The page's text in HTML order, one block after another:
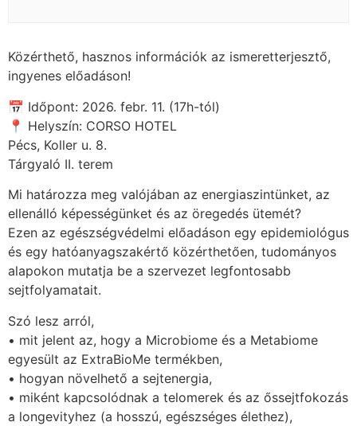
Közérthető, hasznos információk az ismeretterjesztő,
ingyenes előadáson!
📅 Időpont: 2026. febr. 11. (17h-tól)
📍 Helyszín: CORSO HOTEL
Pécs, Koller u. 8.
Tárgyaló II. terem
Mi határozza meg valójában az energiaszintünket, az
ellenálló képességünket és az öregedés ütemét?
Ezen az egészségvédelmi előadáson egy epidemiológus
és egy hatóanyagszakértő közérthetően, tudományos
alapokon mutatja be a szervezet legfontosabb
sejtfolyamatait.
Szó lesz arról,
• mit jelent az, hogy a Microbiome és a Metabiome
egyesült az ExtraBioMe termékben,
• hogyan növelhető a sejtenergia,
• miként kapcsolódnak a telomerek és az őssejtfokozás
a longevityhez (a hosszú, egészséges élethez),